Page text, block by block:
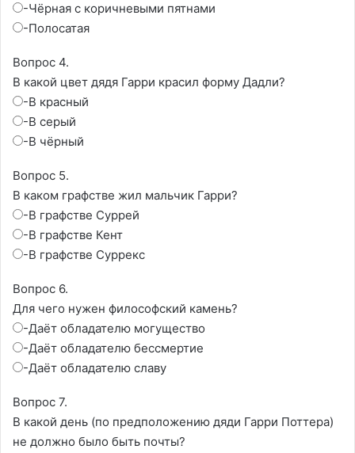
-Чёрная с коричневыми пятнами
-Полосатая
Вопрос 4.
В какой цвет дядя Гарри красил форму Дадли?
-В красный
-В серый
-В чёрный
Вопрос 5.
В каком графстве жил мальчик Гарри?
-В графстве Суррей
-В графстве Кент
-В графстве Суррекс
Вопрос 6.
Для чего нужен философский камень?
-Даёт обладателю могущество
-Даёт обладателю бессмертие
-Даёт обладателю славу
Вопрос 7.
В какой день (по предположению дяди Гарри Поттера)
не должно было быть почты?